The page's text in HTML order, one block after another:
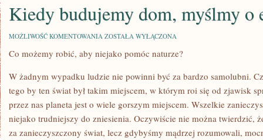
Kiedy budujemy dom, myślmy o
MOŻLIWOŚĆ KOMENTOWANIA KIEDY
DOM,
MYŚLMY
EKOLOGII
ZOSTAŁA WYŁĄCZONA
Co możemy robić, aby niejako pomóc naturze?
W żadnym wypadku ludzie nie powinni być za bardzo samolubni.
tego by ten świat był takim miejscem, w którym roi się od zjawisk
przez nas planeta jest o wiele gorszym miejscem. Wszelkie
niejako trudniejszy do zniesienia. Oczywiście nie można twierdzić,
za zanieczyszczony świat, lecz gdybyśmy mądrzej rozumowali,